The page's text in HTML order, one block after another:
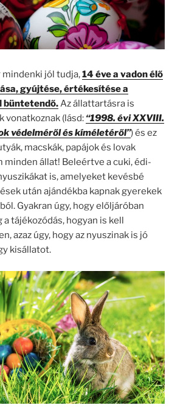
mindenki jól tudja,14 éve a vadon élő
gyújtése, értékesítése a
büntetendő.Az állattartásra is
vonatkoznak (lásd: “1998. évi XXVIII.
védelméről és kíméletéről”) és ez
macskák, papájok és lovak
minden állat! Beleértve a cuki, édi-
is, amelyeket kevésbé
után ajándékba kapnak gyerekek
Gyakran úgy, hogy előljáróban
tájékozódás, hogyan is kell
azaz úgy, hogy az nyuszinak is jó
kisállatot.